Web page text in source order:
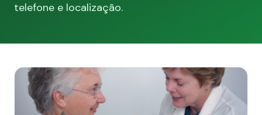
telefone e localização.